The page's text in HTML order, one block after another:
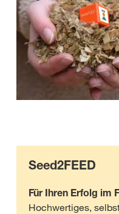
Seed2FEED
Für Ihren Erfolg im
Hochwertiges,